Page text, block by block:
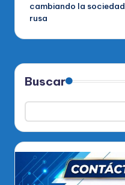
entradas
cambiando la sociedad
rusa
Buscar